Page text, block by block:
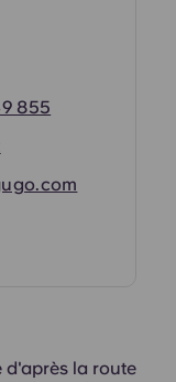
d'après la route
855